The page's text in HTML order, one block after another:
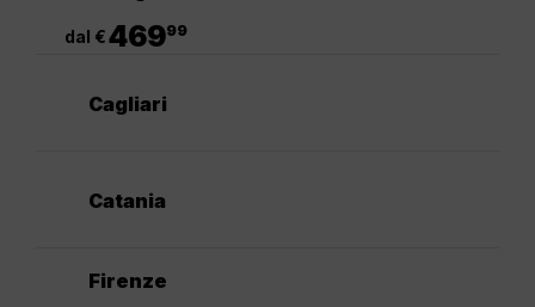
dal €46999
Cagliari
Catania
Firenze